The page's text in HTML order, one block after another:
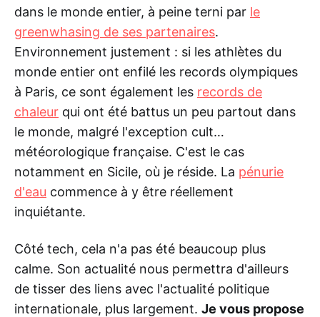
dans le monde entier, à peine terni par le
greenwhasing de ses partenaires.
Environnement justement : si les athlètes du
monde entier ont enfilé les records olympiques
à Paris, ce sont également les records de
chaleur qui ont été battus un peu partout dans
le monde, malgré l'exception cult…
météorologique française. C'est le cas
notamment en Sicile, où je réside. La pénurie
d'eau commence à y être réellement
inquiétante.
Côté tech, cela n'a pas été beaucoup plus
calme. Son actualité nous permettra d'ailleurs
de tisser des liens avec l'actualité politique
internationale, plus largement. Je vous propose